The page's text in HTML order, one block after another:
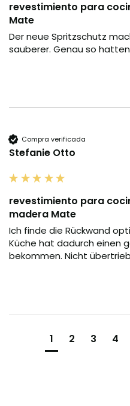
revestimiento para
Mate
Der neue Spritzschutz
sauberer. Genau so
Compra verificada
Stefanie Otto
revestimiento para
madera Mate
Ich finde die Rückwand
Küche hat dadurch einen
bekommen. Nicht
1 2 3 4